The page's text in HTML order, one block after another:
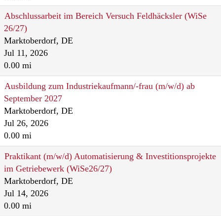
Abschlussarbeit im Bereich Versuch Feldhäcksler (WiSe
26/27)
Marktoberdorf, DE
Jul 11, 2026
0.00 mi
Ausbildung zum Industriekaufmann/-frau (m/w/d) ab
September 2027
Marktoberdorf, DE
Jul 26, 2026
0.00 mi
Praktikant (m/w/d) Automatisierung & Investitionsprojekte
im Getriebewerk (WiSe26/27)
Marktoberdorf, DE
Jul 14, 2026
0.00 mi